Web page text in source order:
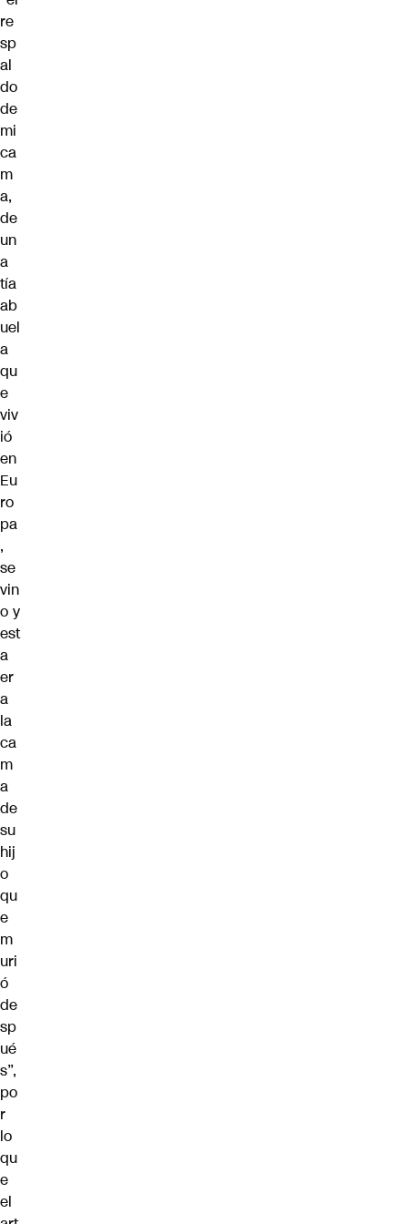
re
sp
al
do
de
mi
ca
m
a,
de
un
a
tía
ab
uel
a
qu
e
viv
ió
en
Eu
ro
pa
,
se
vin
o y
est
a
er
a
la
ca
m
a
de
su
hij
o
qu
e
m
uri
ó
de
sp
ué
s”,
po
r
lo
qu
e
el